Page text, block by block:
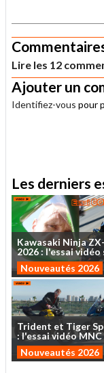
Lire les 12
Ajouter un
Identifiez-vous pour
Les derniers
Kawasaki Ninja
2026: l'essaividéo
Nouveautés 2026
Trident et Tiger
: l'essaividéoMNC
Nouveautés 2026